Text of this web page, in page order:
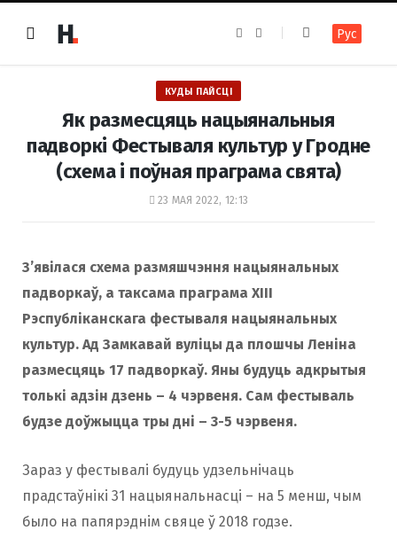
e
k
t
a
m
Рус
КУДЫ ПАЙСЦІ
Як размесцяць нацыянальныя
падворкі Фестываля культур у Гродне
(схема і поўная праграма свята)
23 МАЯ 2022, 12:13
З’явілася схема размяшчэння нацыянальных
падворкаў, а таксама праграма XIII
Рэспубліканскага фестываля нацыянальных
культур. Ад Замкавай вуліцы да плошчы Леніна
размесцяць 17 падворкаў. Яны будуць адкрытыя
толькі адзін дзень – 4 чэрвеня. Сам фестываль
будзе доўжыцца тры дні – 3-5 чэрвеня.
Зараз у фестывалі будуць удзельнічаць
прадстаўнікі 31 нацыянальнасці – на 5 менш, чым
было на папярэднім свяце ў 2018 годзе.